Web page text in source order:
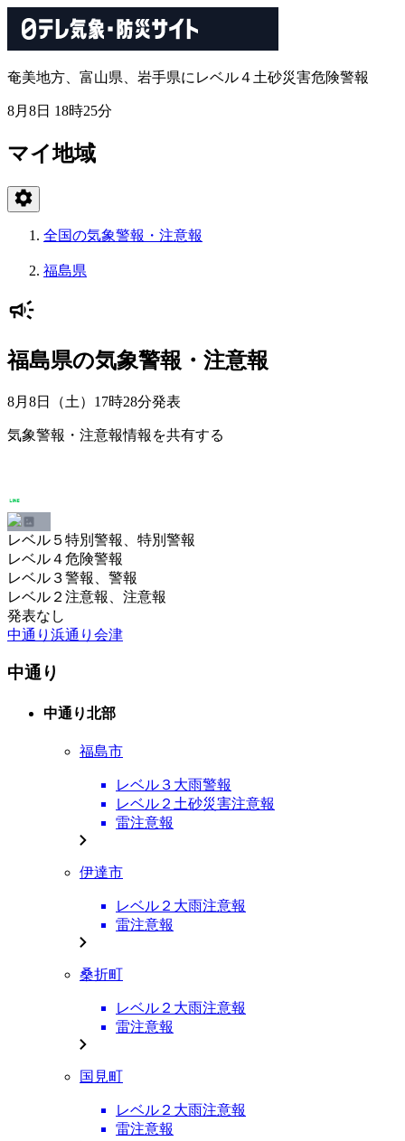
奄美地方、富山県、岩手県にレベル４土砂災害危険警報
8月8日 18時25分
マイ地域
全国の気象警報・注意報
福島県
福島県の気象警報・注意報
8月8日（土）17時28分発表
気象警報・注意報情報を共有する
レベル５特別警報、特別警報
レベル４危険警報
レベル３警報、警報
レベル２注意報、注意報
発表なし
中通り 浜通り 会津
中通り
中通り北部
福島市
レベル３大雨警報
レベル２土砂災害注意報
雷注意報
伊達市
レベル２大雨注意報
雷注意報
桑折町
レベル２大雨注意報
雷注意報
国見町
レベル２大雨注意報
雷注意報